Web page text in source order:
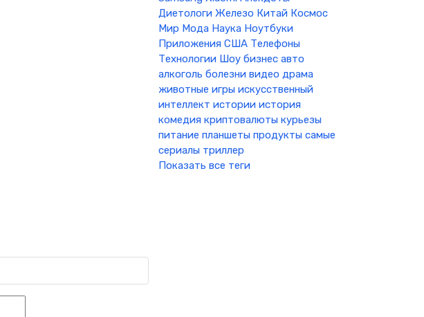
Диетологи Железо Китай Космос
Мир Мода Наука Ноутбуки
Приложения США Телефоны
Технологии Шоу бизнес авто
алкоголь болезни видео драма
животные игры искусственный
интеллект истории история
комедия криптовалюты курьезы
питание планшеты продукты самые
сериалы триллер
Показать все теги